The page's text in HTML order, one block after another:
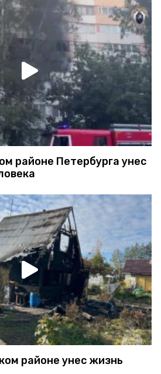
районе Петербурга унес
районе унес жизнь